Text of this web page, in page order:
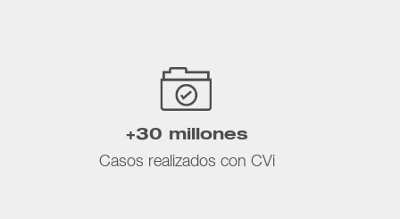
+30 millones
Casos realizados con CVi